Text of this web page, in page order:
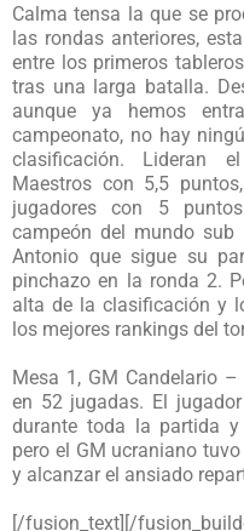
Calma tensa la que se
las rondas anteriores,
entre los primeros
tras una larga batalla.
aunque ya hemos
campeonato, no hay
clasificación. Lideran
Maestros con 5,5
jugadores con 5
campeón del mundo sub
Antonio que sigue su
pinchazo en la ronda 2.
alta de la clasificación y
los mejores rankings del
Mesa 1, GM Candelario
en 52 jugadas. El
durante toda la partida
pero el GM ucraniano
y alcanzar el ansiado
[/fusion_text][/